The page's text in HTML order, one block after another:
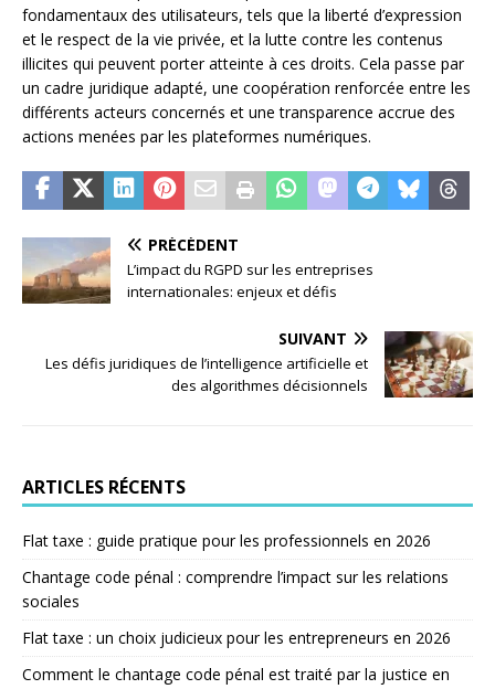
fondamentaux des utilisateurs, tels que la liberté d’expression
et le respect de la vie privée, et la lutte contre les contenus
illicites qui peuvent porter atteinte à ces droits. Cela passe par
un cadre juridique adapté, une coopération renforcée entre les
différents acteurs concernés et une transparence accrue des
actions menées par les plateformes numériques.
PRÉCÉDENT
L’impact du RGPD sur les entreprises
internationales: enjeux et défis
SUIVANT
Les défis juridiques de l’intelligence artificielle et
des algorithmes décisionnels
ARTICLES RÉCENTS
Flat taxe : guide pratique pour les professionnels en 2026
Chantage code pénal : comprendre l’impact sur les relations
sociales
Flat taxe : un choix judicieux pour les entrepreneurs en 2026
Comment le chantage code pénal est traité par la justice en